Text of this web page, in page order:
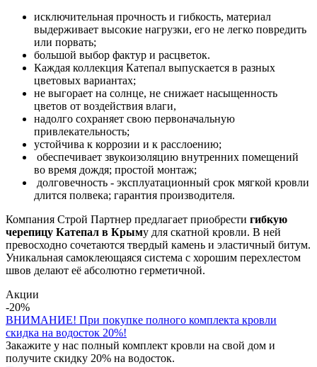
исключительная прочность и гибкость, материал
выдерживает высокие нагрузки, его не легко повредить
или порвать;
большой выбор фактур и расцветок.
Каждая коллекция Катепал выпускается в разных
цветовых вариантах;
не выгорает на солнце, не снижает насыщенность
цветов от воздействия влаги,
надолго сохраняет свою первоначальную
привлекательность;
устойчива к коррозии и к расслоению;
обеспечивает звукоизоляцию внутренних помещений
во время дождя; простой монтаж;
долговечность - эксплуатационный срок мягкой кровли
длится полвека; гарантия производителя.
Компания Строй Партнер предлагает приобрести гибкую
черепицу Катепал в Крыму для скатной кровли. В ней
превосходно сочетаются твердый камень и эластичный битум.
Уникальная самоклеющаяся система с хорошим перехлестом
швов делают её абсолютно герметичной.
Акции
-20%
ВНИМАНИЕ! При покупке полного комплекта кровли
скидка на водосток 20%!
Закажите у нас полный комплект кровли на свой дом и
получите скидку 20% на водосток.